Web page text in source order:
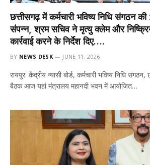
छत्तीसगढ़ में कर्मचारी भविष्य निधि संगठन
संपन्न, श्रम सचिव ने मृत्यु क्लेम और
कार्रवाई करने के निर्देश दिए….
BY NEWS DESK JUNE 11, 2026
रायपुर: केंद्रीय न्यासी बोर्ड, कर्मचारी भविष्य निधि
बैठक आज यहां मंत्रालय महानदी भवन में आयोजित…